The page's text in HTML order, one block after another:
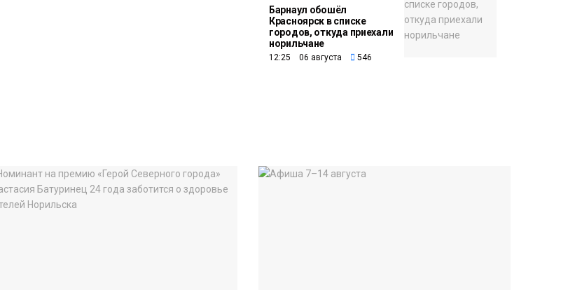
Барнаул обошёл
Красноярск в списке
городов, откуда приехали
норильчане
12:25 06 августа 546